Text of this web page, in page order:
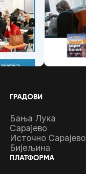
ГРАДОВИ
Бања Лука
Сарајево
Источно Сарајево
Бијељина
ПЛАТФОРМА